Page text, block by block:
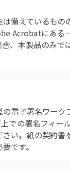
備えているも
Acrobatにある
、本製品のみ
電子署名ワー
での署名フィ
い。紙の契約
です。